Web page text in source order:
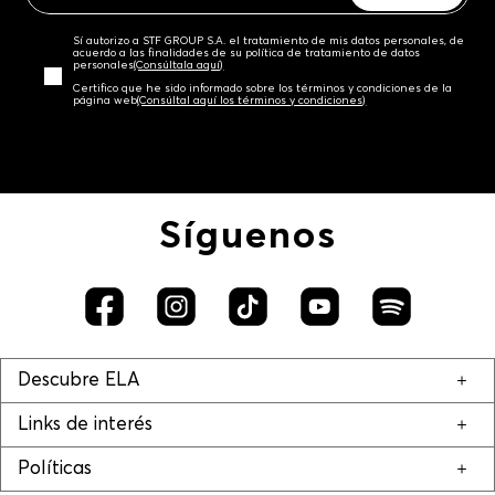
Sí autorizo a STF GROUP S.A. el tratamiento de mis datos personales, de
acuerdo a las finalidades de su política de tratamiento de datos
personales‎(Consúltala aquí)
Certifico que he sido informado sobre los términos y condiciones de la
página web‎(Consúltal aquí los términos y condiciones)
Síguenos
Descubre ELA
Links de interés
Políticas